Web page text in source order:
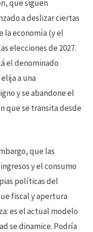
que siguen
a deslizar ciertas
la economía (y el
elecciones de 2027.
el denominado
a una
y se abandone el
que se transita desde
que las
y el consumo
políticas del
fiscal y apertura
es el actual modelo
se dinamice. Podría